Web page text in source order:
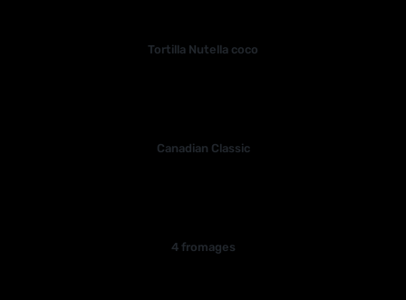
Tortilla Nutella coco
Canadian Classic
4 fromages